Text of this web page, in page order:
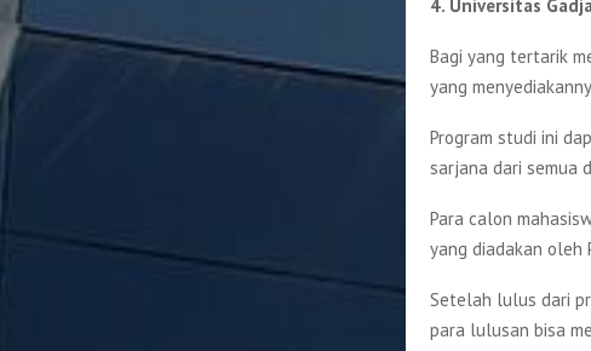
4. Universitas
Bagi yang tertarik
yang
Program studi ini
sarjana dari semua
Para calon
yang diadakan oleh
Setelah lulus dari
para lulusan bisa